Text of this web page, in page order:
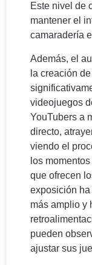
Este nivel de
mantener el
camaradería
Además, el
la creación
videojuegos
YouTubers a
directo,
viendo el
los
que ofrecen
exposición ha
más amplio y
pueden
ajustar sus